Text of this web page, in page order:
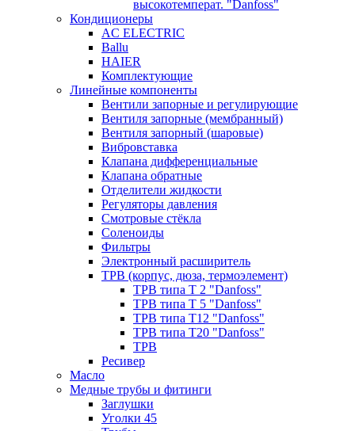
высокотемперат. "Danfoss"
Кондиционеры
AC ELECTRIC
Ballu
HAIER
Комплектующие
Линейные компоненты
Вентили запорные и регулирующие
Вентиля запорные (мембранный)
Вентиля запорный (шаровые)
Вибровставка
Клапана дифференциальные
Клапана обратные
Отделители жидкости
Регуляторы давления
Смотровые стёкла
Соленоиды
Фильтры
Электронный расширитель
ТРВ (корпус, дюза, термоэлемент)
ТРВ типа Т 2 "Danfoss"
ТРВ типа Т 5 "Danfoss"
ТРВ типа Т12 "Danfoss"
ТРВ типа Т20 "Danfoss"
ТРВ
Ресивер
Масло
Медные трубы и фитинги
Заглушки
Уголки 45